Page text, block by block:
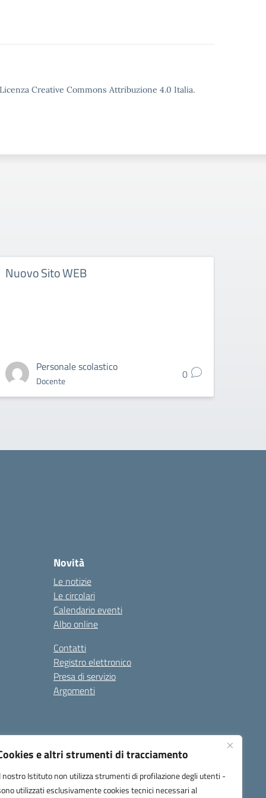
e altri strumenti di tracciamento
nostro Istituto non utilizza strumenti di profilazione degli utenti -
utilizzati esclusivamente cookies tecnici necessari al
Creative Commons Attribuzione 4.0 Italia.
Nuovo Sito WEB
Personale scolastico
Docente 0
Novità
Le notizie
Le circolari
Calendario eventi
Albo online
Contatti
Registro elettronico
Presa di servizio
Argomenti